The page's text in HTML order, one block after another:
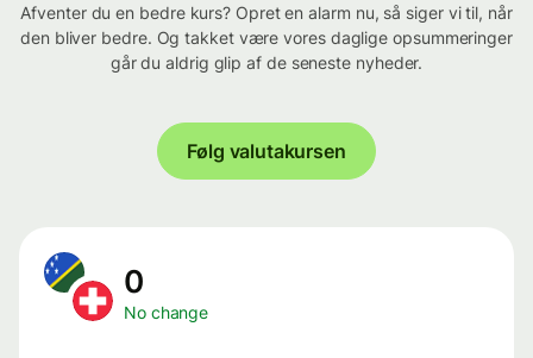
Afventer du en bedre kurs? Opret en alarm nu, så siger vi til, når
den bliver bedre. Og takket være vores daglige opsummeringer
går du aldrig glip af de seneste nyheder.
Følg valutakursen
0
No change